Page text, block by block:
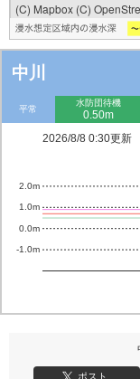
(C) Mapbox (C)
中川
平常
水防団待機
0.50m
2026/8/8 0:30更新
-1.0m
0.0m
1.0m
2.0m
ポスト